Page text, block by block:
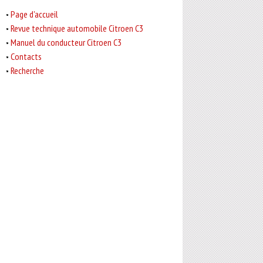
Page d'accueil
Revue technique automobile Citroen C3
Manuel du conducteur Citroen C3
Contacts
Recherche